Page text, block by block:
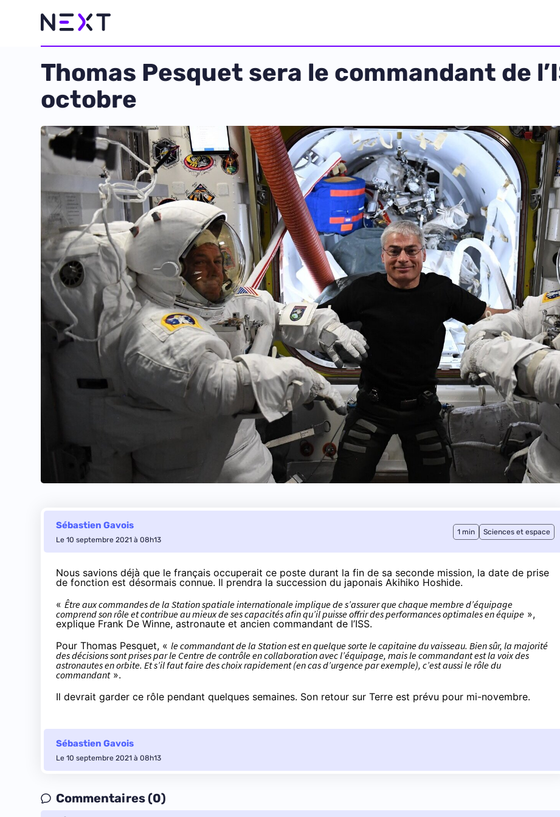
Thomas Pesquet sera le commandant de
octobre
Sébastien Gavois
Le 10 septembre 2021 à 08h13
1 min Sciences et espace
Nous savions déjà que le français occuperait ce poste durant la fin de sa seconde mission, la date de prise
de fonction est désormais connue. Il prendra la succession du japonais Akihiko Hoshide.
« Être aux commandes de la Station spatiale internationale implique de s’assurer que chaque membre d’équipage
comprend son rôle et contribue au mieux de ses capacités afin qu’il puisse offrir des performances optimales en équipe »,
explique Frank De Winne, astronaute et ancien commandant de l’ISS.
Pour Thomas Pesquet, « le commandant de la Station est en quelque sorte le capitaine du vaisseau. Bien sûr, la majorité
des décisions sont prises par le Centre de contrôle en collaboration avec l’équipage, mais le commandant est la voix des
astronautes en orbite. Et s’il faut faire des choix rapidement (en cas d’urgence par exemple), c’est aussi le rôle du
commandant».
Il devrait garder ce rôle pendant quelques semaines. Son retour sur Terre est prévu pour mi-novembre.
Sébastien Gavois
Le 10 septembre 2021 à 08h13
Commentaires (0)